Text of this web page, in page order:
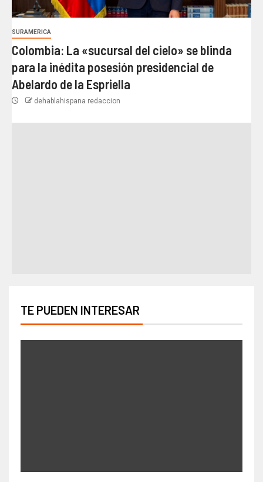
SURAMERICA
Colombia: La «sucursal del cielo» se blinda
para la inédita posesión presidencial de
Abelardo de la Espriella
dehablahispana redaccion
TE PUEDEN INTERESAR